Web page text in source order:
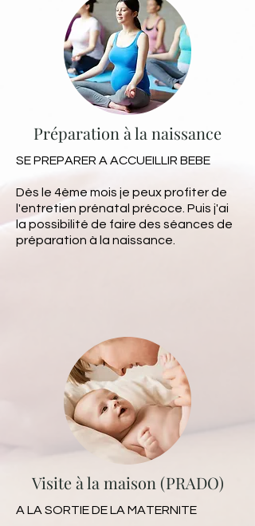
Préparation à la naissance
SE PREPARER A ACCUEILLIR BEBE
Dès le 4ème mois je peux profiter de
l'entretien prénatal précoce. Puis j'ai
la possibilité de faire des séances de
préparation à la naissance.
Visite à la maison (PRADO)
A LA SORTIE DE LA MATERNITE